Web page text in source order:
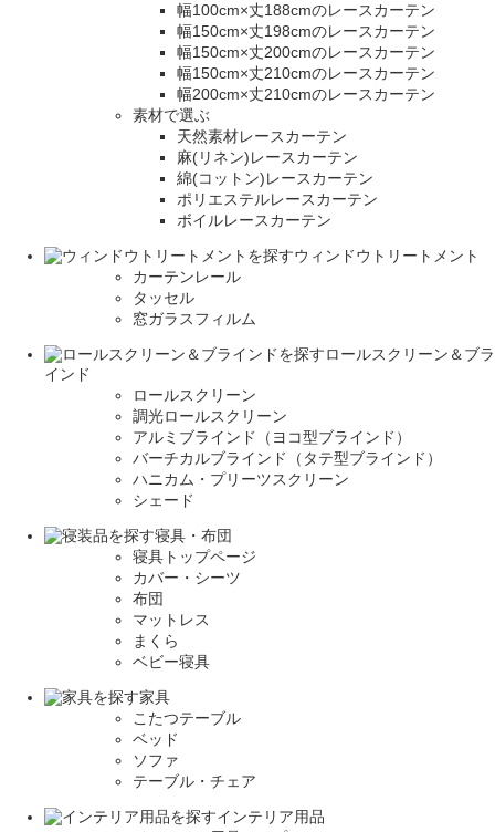
幅100cm×丈188cmのレースカーテン
幅150cm×丈198cmのレースカーテン
幅150cm×丈200cmのレースカーテン
幅150cm×丈210cmのレースカーテン
幅200cm×丈210cmのレースカーテン
素材で選ぶ
天然素材レースカーテン
麻(リネン)レースカーテン
綿(コットン)レースカーテン
ポリエステルレースカーテン
ボイルレースカーテン
ウィンドウトリートメント
カーテンレール
タッセル
窓ガラスフィルム
ロールスクリーン＆ブラ
インド
ロールスクリーン
調光ロールスクリーン
アルミブラインド（ヨコ型ブラインド）
バーチカルブラインド（タテ型ブラインド）
ハニカム・プリーツスクリーン
シェード
寝具・布団
寝具トップページ
カバー・シーツ
布団
マットレス
まくら
ベビー寝具
家具
こたつテーブル
ベッド
ソファ
テーブル・チェア
インテリア用品